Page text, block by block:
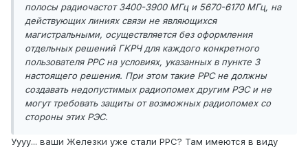
полосы радиочастот 3400-3900 МГц и 5670-6170 МГц, на
действующих линиях связи не являющихся
магистральными, осуществляется без оформления
отдельных решений ГКРЧ для каждого конкретного
пользователя РРС на условиях, указанных в пункте 3
настоящего решения. При этом такие РРС не должны
создавать недопустимых радиопомех другим РЭС и не
могут требовать защиты от возможных радиопомех со
стороны этих РЭС.
Уууу... ваши Железки уже стали РРС? Там имеются в виду